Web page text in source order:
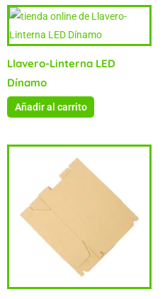
Llavero-Linterna LED
Dínamo
Añadir al carrito